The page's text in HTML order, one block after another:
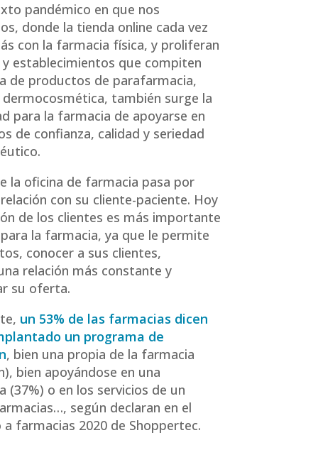
pandémico en que nos
donde la tienda online cada vez
con la farmacia física, y proliferan
y establecimientos que compiten
de productos de parafarmacia,
también surge la
para la farmacia de apoyarse en
de confianza, calidad y seriedad
la oficina de farmacia pasa por
con su cliente-paciente. Hoy
de los clientes es más importante
la farmacia, ya que le permite
conocer a sus clientes,
relación más constante y
su oferta.
un 53% de las farmacias dicen
un programa de
, bien una propia de la farmacia
bien apoyándose en una
(37%) o en los servicios de un
según declaran en el
farmacias 2020 de Shoppertec.